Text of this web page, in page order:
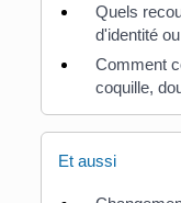
Quels
d'identité
Comment
coquille,
Et aussi